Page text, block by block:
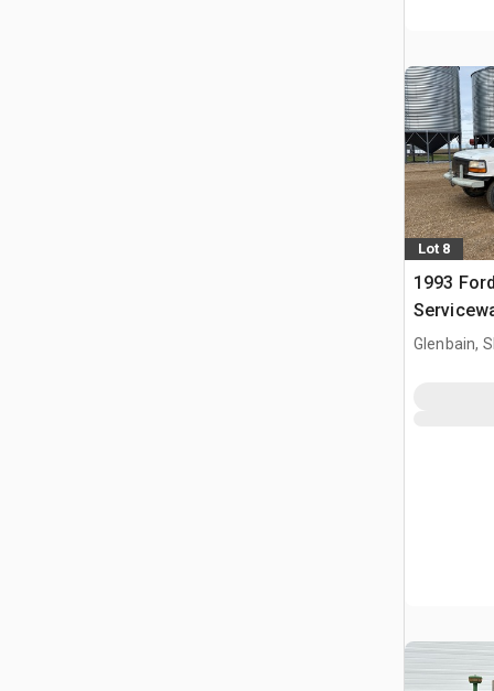
Lot 8
1993
Glenbain,